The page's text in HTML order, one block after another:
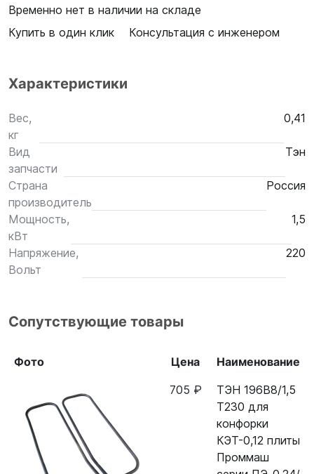
Временно нет в наличии на складе
Купить в один клик
Консультация с инженером
Характеристики
Вес,
кг
0,41
Вид
запчасти
Тэн
Страна
производитель
Россия
Мощность,
кВт
1,5
Напряжение,
Вольт
220
Сопутствующие товары
Фото Цена
Наименование
705 ₽
ТЭН 196В8/1,5
Т230 для
конфорки
КЭТ-0,12 плиты
Проммаш